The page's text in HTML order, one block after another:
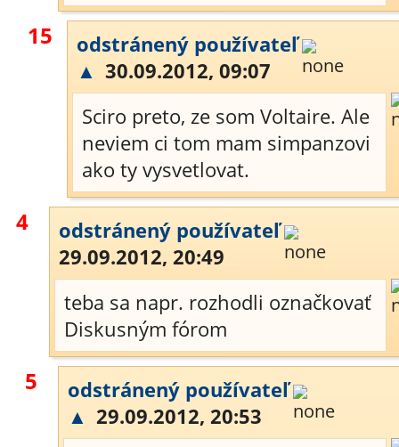
15
odstránený používateľ
▲ 30.09.2012, 09:07
Sciro preto, ze som Voltaire. Ale
neviem ci tom mam simpanzovi
ako ty vysvetlovat.
4
odstránený používateľ
29.09.2012, 20:49
teba sa napr. rozhodli označkovať
Diskusným fórom
5
odstránený používateľ
▲ 29.09.2012, 20:53